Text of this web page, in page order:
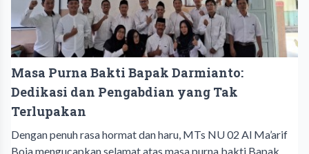
Masa Purna Bakti Bapak Darmianto:
Dedikasi dan Pengabdian yang Tak
Terlupakan
Dengan penuh rasa hormat dan haru, MTs NU 02 Al Ma’arif
Boja mengucapkan selamat atas masa purna bakti Bapak